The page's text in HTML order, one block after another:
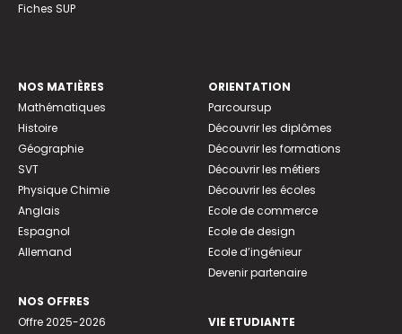
Fiches SUP
NOS MATIÈRES
Mathématiques
Histoire
Géographie
SVT
Physique Chimie
Anglais
Espagnol
Allemand
NOS OFFRES
Offre 2025-2026
ORIENTATION
Parcoursup
Découvrir les diplômes
Découvrir les formations
Découvrir les métiers
Découvrir les écoles
Ecole de commerce
Ecole de design
Ecole d’ingénieur
Devenir partenaire
VIE ETUDIANTE